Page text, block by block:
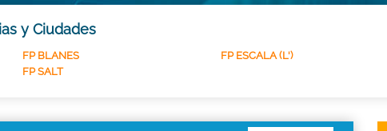
y Ciudades
FP BLANES FP ESCALA (L')
FP SALT